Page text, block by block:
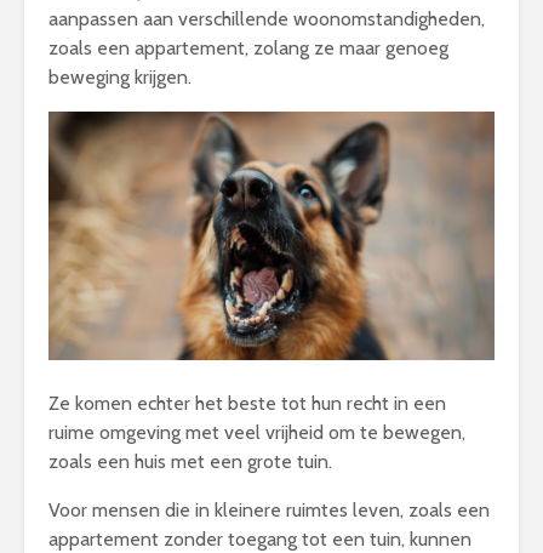
aanpassen aan verschillende woonomstandigheden,
zoals een appartement, zolang ze maar genoeg
beweging krijgen.
Ze komen echter het beste tot hun recht in een
ruime omgeving met veel vrijheid om te bewegen,
zoals een huis met een grote tuin.
Voor mensen die in kleinere ruimtes leven, zoals een
appartement zonder toegang tot een tuin, kunnen